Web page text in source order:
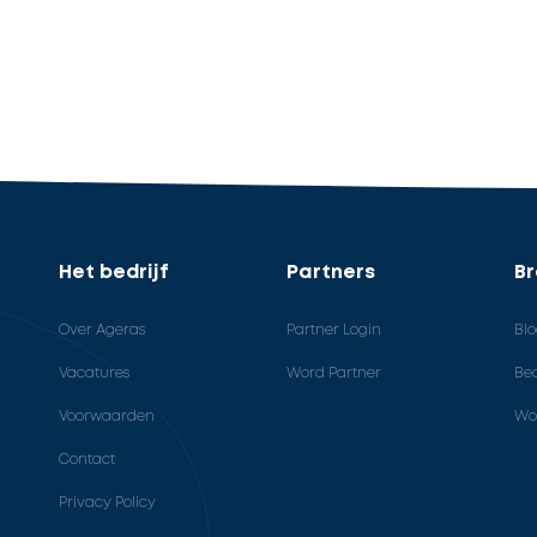
Het bedrijf
Over Ageras
Vacatures
Voorwaarden
Contact
Privacy Policy
Partners
Partner Login
Word Partner